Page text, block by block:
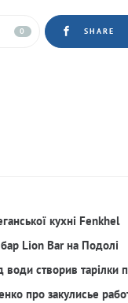
0 SHARE
кухні Fenkhel
Lion Bar на Подолі
створив тарілки
про закулисье